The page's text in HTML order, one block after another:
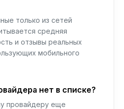
только из сетей
средняя
и отзывы реальных
мобильного
нет в списке?
провайдеру еще